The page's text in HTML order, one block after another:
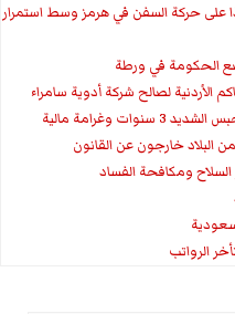
على حركة السفن في هرمز وسط استمرار
الحكومة في ورطة
الأردنية لصالح شركة أدوية سامراء
وغرامة مالية
البلاد خارجون عن القانون
ومكافحة الفساد